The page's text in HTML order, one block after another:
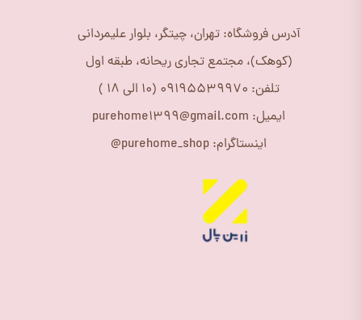
آدرس فروشگاه: تهران، چیتگر، بلوار علیمردانی
(کوهک)، مجتمع تجاری ریحانه، طبقه اول
تلفن: 09195539970 (10 الی 18 )
ایمیل: purehome1399@gmail.com
اینستاگرام: purehome_shop@